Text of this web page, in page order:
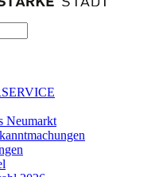
Neumarkt